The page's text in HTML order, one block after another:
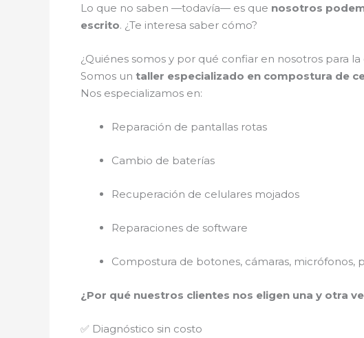
Lo que no saben —todavía— es que nosotros
escrito. ¿Te interesa saber cómo?
¿Quiénes somos y por qué confiar en nosotros para
Somos un taller especializado en compostura de
Nos especializamos en:
Reparación de pantallas rotas
Cambio de baterías
Recuperación de celulares mojados
Reparaciones de software
Compostura de botones, cámaras, micrófonos,
¿Por qué nuestros clientes nos eligen una y otra
✅ Diagnóstico sin costo